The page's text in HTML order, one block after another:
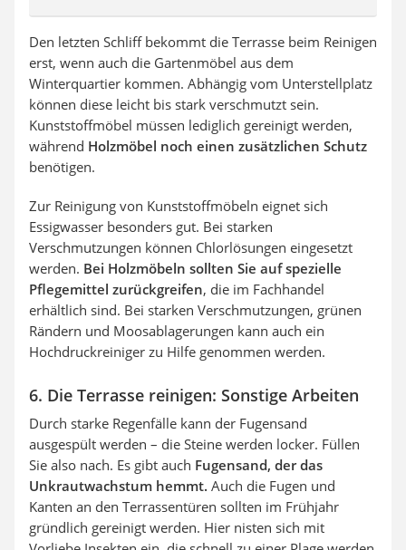
Den letzten Schliff bekommt die Terrasse beim Reinigen
erst, wenn auch die Gartenmöbel aus dem
Winterquartier kommen. Abhängig vom Unterstellplatz
können diese leicht bis stark verschmutzt sein.
Kunststoffmöbel müssen lediglich gereinigt werden,
während Holzmöbel noch einen zusätzlichen Schutz
benötigen.
Zur Reinigung von Kunststoffmöbeln eignet sich
Essigwasser besonders gut. Bei starken
Verschmutzungen können Chlorlösungen eingesetzt
werden. Bei Holzmöbeln sollten Sie auf spezielle
Pflegemittel zurückgreifen, die im Fachhandel
erhältlich sind. Bei starken Verschmutzungen, grünen
Rändern und Moosablagerungen kann auch ein
Hochdruckreiniger zu Hilfe genommen werden.
6. Die Terrasse reinigen: Sonstige Arbeiten
Durch starke Regenfälle kann der Fugensand
ausgespült werden – die Steine werden locker. Füllen
Sie also nach. Es gibt auch Fugensand, der das
Unkrautwachstum hemmt. Auch die Fugen und
Kanten an den Terrassentüren sollten im Frühjahr
gründlich gereinigt werden. Hier nisten sich mit